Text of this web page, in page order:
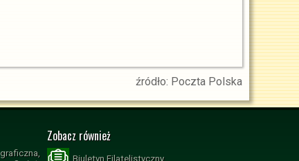
źródło: Poczta Polska
Zobacz również
Biuletyn Filatelistyczny